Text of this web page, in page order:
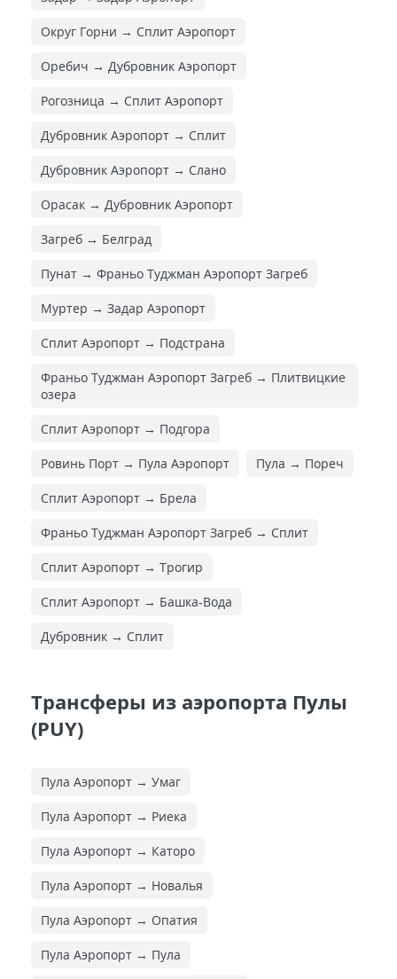
Округ Горни → Сплит Аэропорт
Оребич → Дубровник Аэропорт
Рогозница → Сплит Аэропорт
Дубровник Аэропорт → Сплит
Дубровник Аэропорт → Слано
Орасак → Дубровник Аэропорт
Загреб → Белград
Пунат → Франьо Туджман Аэропорт Загреб
Муртер → Задар Аэропорт
Сплит Аэропорт → Подстрана
Франьо Туджман Аэропорт Загреб → Плитвицкие
озера
Сплит Аэропорт → Подгора
Ровинь Порт → Пула Аэропорт Пула → Пореч
Сплит Аэропорт → Брела
Франьо Туджман Аэропорт Загреб → Сплит
Сплит Аэропорт → Трогир
Сплит Аэропорт → Башка-Вода
Дубровник → Сплит
Трансферы из аэропорта Пулы
(PUY)
Пула Аэропорт → Умаг
Пула Аэропорт → Риека
Пула Аэропорт → Каторо
Пула Аэропорт → Новалья
Пула Аэропорт → Опатия
Пула Аэропорт → Пула